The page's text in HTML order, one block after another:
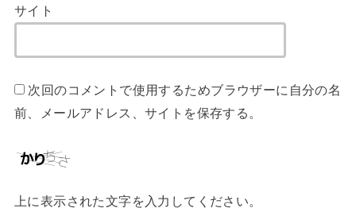
サイト
次回のコメントで使用するためブラウザーに自分の名
前、メールアドレス、サイトを保存する。
上に表示された文字を入力してください。